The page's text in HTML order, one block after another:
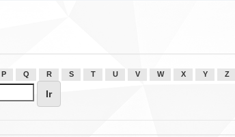
P Q R S T U V W X Y Z